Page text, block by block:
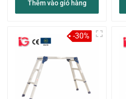
Thêm vào giỏ hàng
-30%